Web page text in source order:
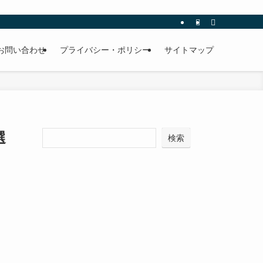
問い合わせ プライバシー・ポリシー サイトマップ
検索